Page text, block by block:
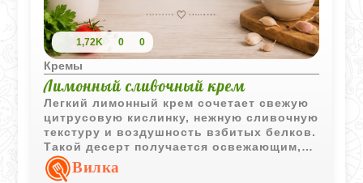
1,72K 0 0
Кремы
Лимонный сливочный крем
Легкий лимонный крем сочетает свежую
цитрусовую кислинку, нежную сливочную
текстуру и воздушность взбитых белков.
Такой десерт получается освежающим,
мягким и особенно приятным после
охлаждения.
Вилка